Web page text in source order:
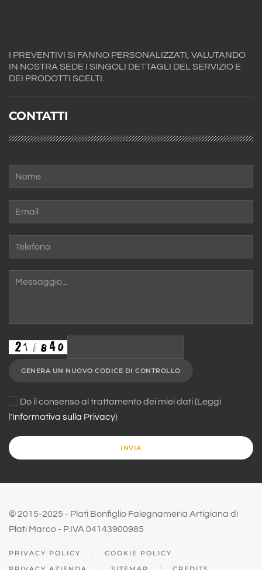
I PREVENTIVI SI FANNO PERSONALIZZATI, VALUTANDO
IN NOSTRA SEDE I SINGOLI DETTAGLI DEL SERVIZIO E
DEI PRODOTTI SCELTI.
CONTATTI
GENERA UN NUOVO CODICE DI CONTROLLO
Do il consenso al trattamento dei miei dati (Leggi
l'Informativa sulla Privacy)
INVIA
© 2015-2025 - Plati Bonfiglio Falegnameria Artigiana di
Plati Marco - P.IVA 04143900985
PRIVACY POLICY
COOKIE POLICY